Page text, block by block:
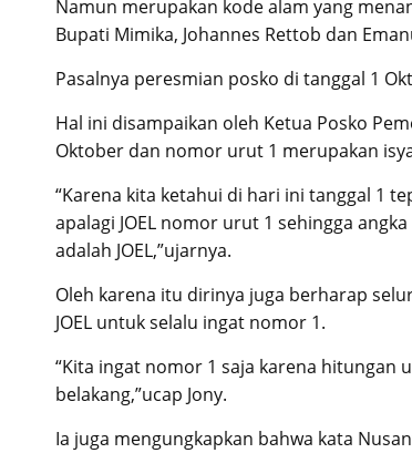
Namun merupakan kode alam yang
Bupati Mimika, Johannes Rettob dan
Pasalnya peresmian posko di tanggal 1
Hal ini disampaikan oleh Ketua Posko
Oktober dan nomor urut 1 merupakan
“Karena kita ketahui di hari ini tanggal 1
apalagi JOEL nomor urut 1 sehingga
adalah JOEL,”ujarnya.
Oleh karena itu dirinya juga berharap
JOEL untuk selalu ingat nomor 1.
“Kita ingat nomor 1 saja karena hitungan
belakang,”ucap Jony.
Ia juga mengungkapkan bahwa kata